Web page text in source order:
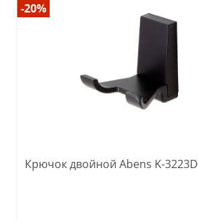
-20%
Крючок двойной Abens K-3223D